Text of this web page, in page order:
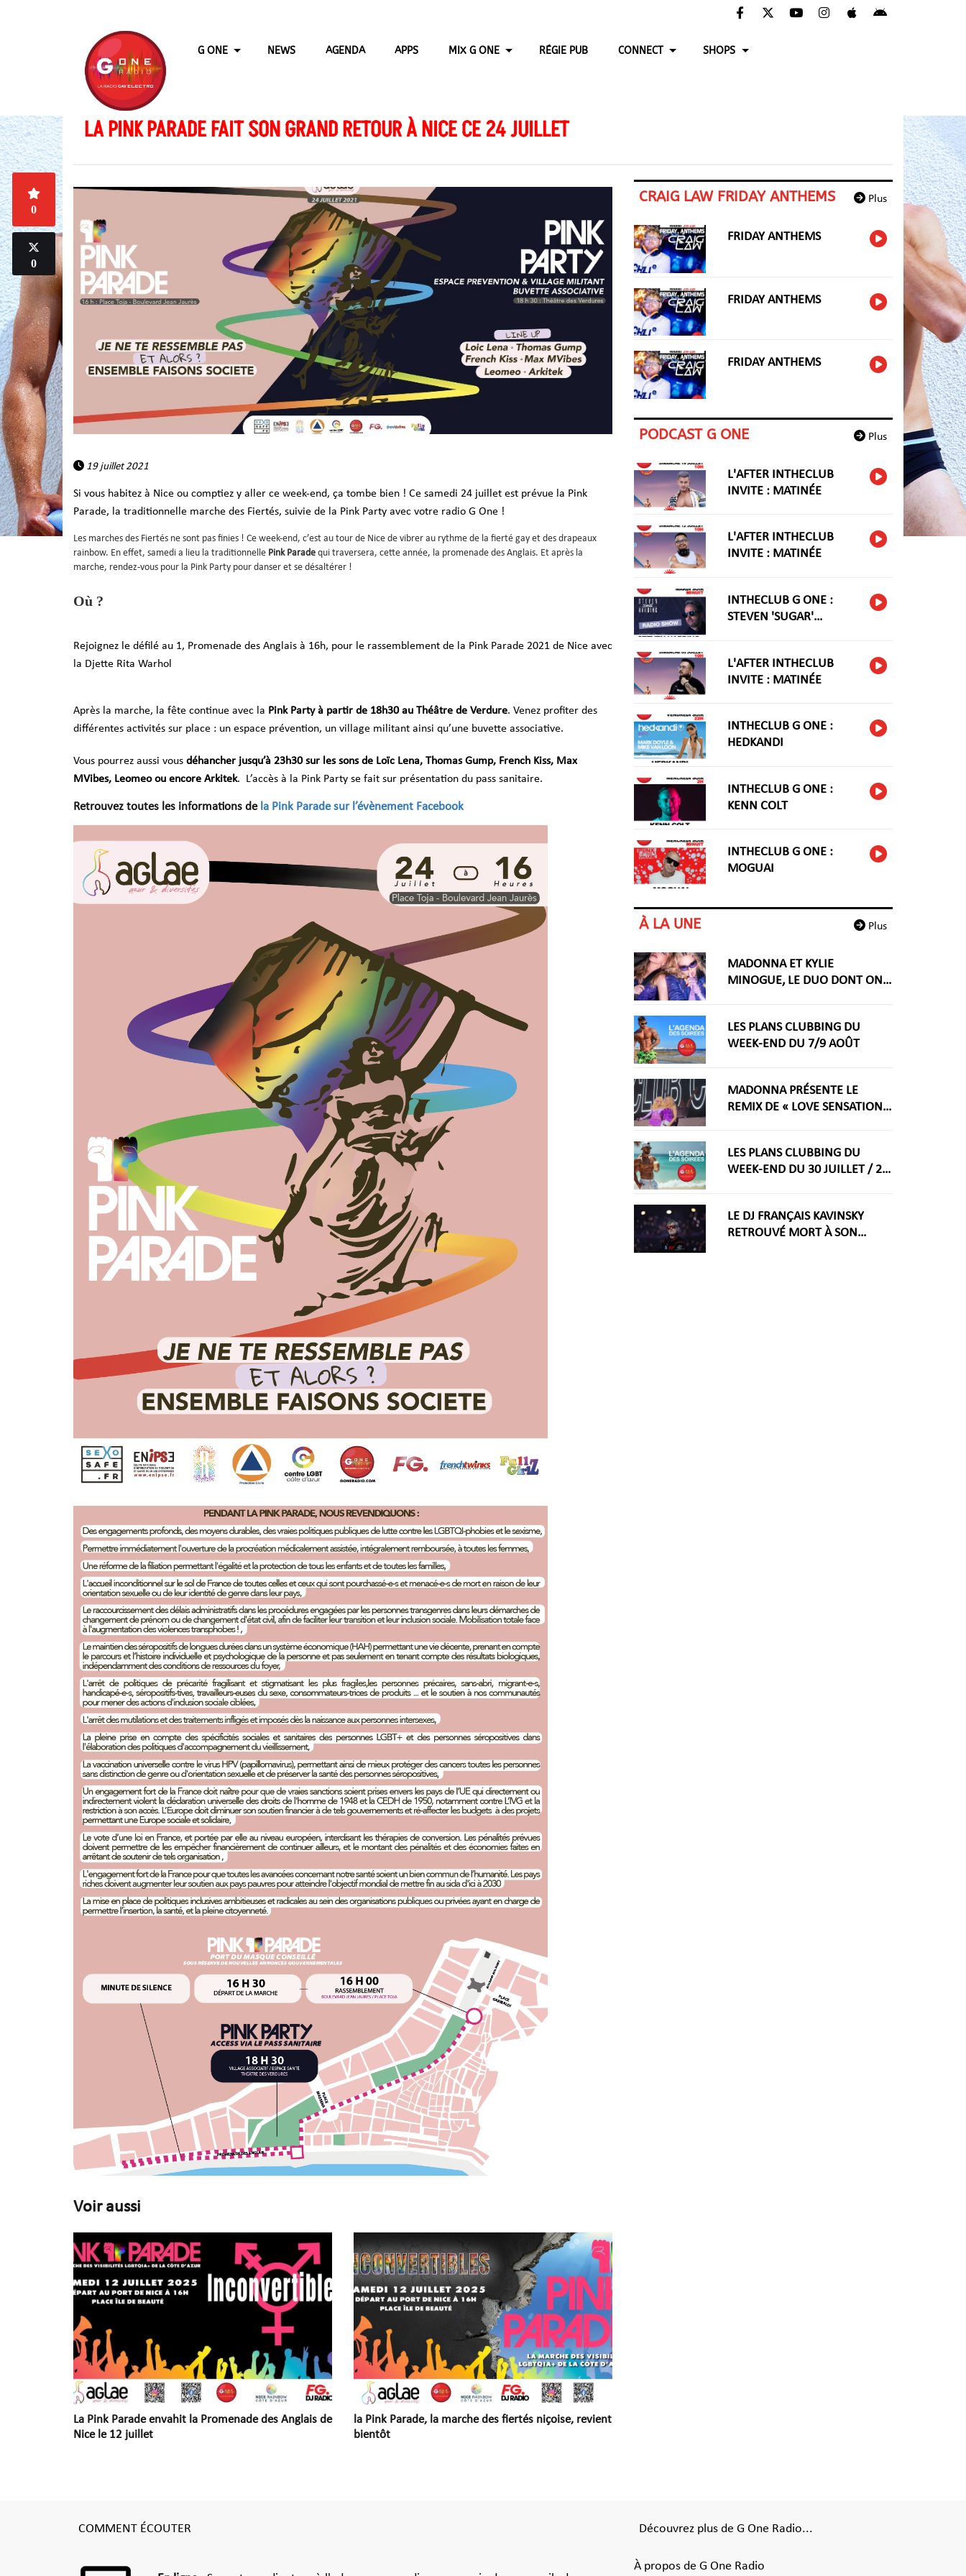
G ONE NEWS AGENDA APPS MIX G ONE RÉGIE PUB CONNECT SHOPS
LA PINK PARADE FAIT SON GRAND RETOUR À NICE CE 24 JUILLET
0
0
19 juillet 2021
Si vous habitez à Nice ou comptiez y aller ce week-end, ça tombe bien ! Ce samedi 24 juillet est prévue la Pink
Parade, la traditionnelle marche des Fiertés, suivie de la Pink Party avec votre radio G One !
Les marches des Fiertés ne sont pas finies ! Ce week-end, c’est au tour de Nice de vibrer au rythme de la fierté gay et des drapeaux
rainbow. En effet, samedi a lieu la traditionnelle Pink Parade qui traversera, cette année, la promenade des Anglais. Et après la
marche, rendez-vous pour la Pink Party pour danser et se désaltérer !
Où ?
Rejoignez le défilé au 1, Promenade des Anglais à 16h, pour le rassemblement de la Pink Parade 2021 de Nice avec
la Djette Rita Warhol
Après la marche, la fête continue avec la Pink Party à partir de 18h30 au Théâtre de Verdure. Venez profiter des
différentes activités sur place : un espace prévention, un village militant ainsi qu’une buvette associative.
Vous pourrez aussi vous déhancher jusqu’à 23h30 sur les sons de Loïc Lena, Thomas Gump, French Kiss, Max
MVibes, Leomeo ou encore Arkitek. L’accès à la Pink Party se fait sur présentation du pass sanitaire.
Retrouvez toutes les informations de la Pink Parade sur l’évènement Facebook
Voir aussi
La Pink Parade envahit la Promenade des Anglais de
Nice le 12 juillet
la Pink Parade, la marche des fiertés niçoise, revient
bientôt
Plus
CRAIG LAW FRIDAY ANTHEMS
FRIDAY ANTHEMS
FRIDAY ANTHEMS
FRIDAY ANTHEMS
Plus
PODCAST G ONE
L'AFTER INTHECLUB
INVITE : MATINÉE
L'AFTER INTHECLUB
INVITE : MATINÉE
INTHECLUB G ONE :
STEVEN 'SUGAR'
L'AFTER INTHECLUB
INVITE : MATINÉE
INTHECLUB G ONE :
HEDKANDI
INTHECLUB G ONE :
KENN COLT
INTHECLUB G ONE :
MOGUAI
Plus
À LA UNE
MADONNA ET KYLIE
MINOGUE, LE DUO DONT ON
LES PLANS CLUBBING DU
WEEK-END DU 7/9 AOÛT
MADONNA PRÉSENTE LE
REMIX DE « LOVE SENSATION »
2026
LES PLANS CLUBBING DU
WEEK-END DU 30 JUILLET / 2
LE DJ FRANÇAIS KAVINSKY
RETROUVÉ MORT À SON
COMMENT ÉCOUTER Découvrez plus de G One Radio...
À propos de G One Radio